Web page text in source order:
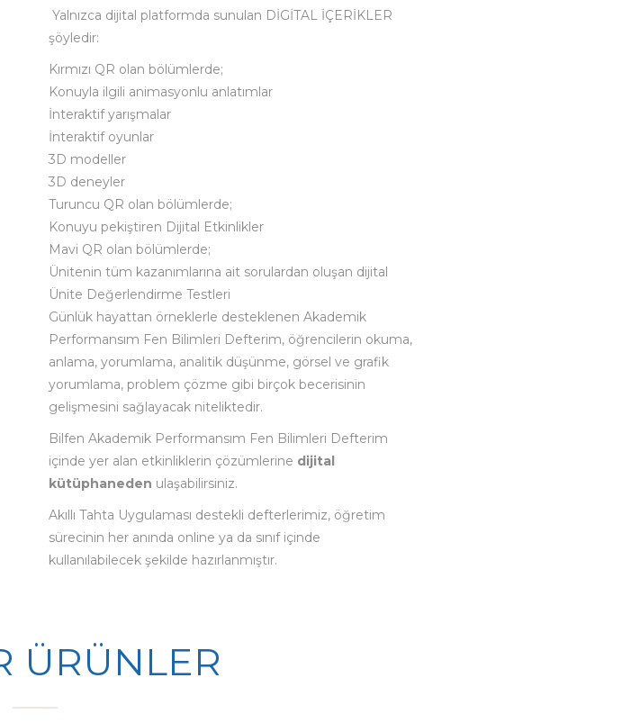
Yalnızca dijital platformda sunulan DİGİTAL İÇERİKLER
şöyledir:
Kırmızı QR olan bölümlerde;
Konuyla ilgili animasyonlu anlatımlar
İnteraktif yarışmalar
İnteraktif oyunlar
3D modeller
3D deneyler
Turuncu QR olan bölümlerde;
Konuyu pekiştiren Dijital Etkinlikler
Mavi QR olan bölümlerde;
Ünitenin tüm kazanımlarına ait sorulardan oluşan dijital
Ünite Değerlendirme Testleri
Günlük hayattan örneklerle desteklenen Akademik
Performansım Fen Bilimleri Defterim, öğrencilerin okuma,
anlama, yorumlama, analitik düşünme, görsel ve grafik
yorumlama, problem çözme gibi birçok becerisinin
gelişmesini sağlayacak niteliktedir.
Bilfen Akademik Performansım Fen Bilimleri Defterim
içinde yer alan etkinliklerin çözümlerine dijital
kütüphaneden ulaşabilirsiniz.
Akıllı Tahta Uygulaması destekli defterlerimiz, öğretim
sürecinin her anında online ya da sınıf içinde
kullanılabilecek şekilde hazırlanmıştır.
ÜRÜNLER